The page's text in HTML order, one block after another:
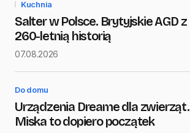
Kuchnia
Salter w Polsce. Brytyjskie AGD z
260-letnią historią
07.08.2026
Do domu
Urządzenia Dreame dla zwierząt.
Miska to dopiero początek